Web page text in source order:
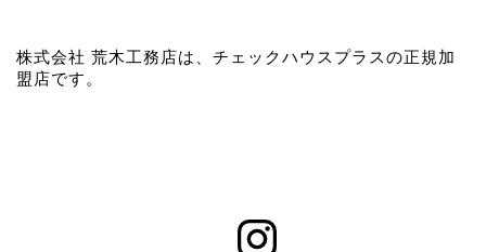
株式会社 荒木工務店は、チェックハウスプラスの正規加
盟店です。